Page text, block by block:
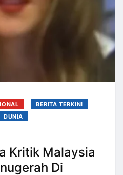
BERITA TERKINI
DUNIA
Kritik Malaysia
Di